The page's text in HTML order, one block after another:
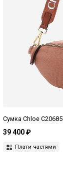
Сумка Chloe C20685
39 400 ₽
Плати частями